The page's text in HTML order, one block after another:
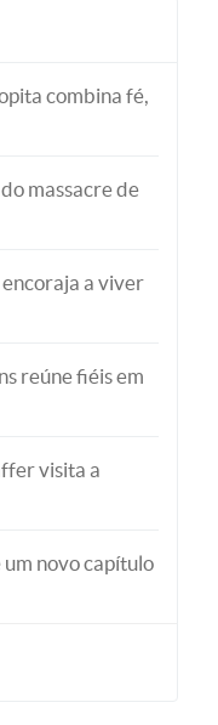
combina fé,
massacre de
encoraja a viver
reúne fiéis em
visita a
novo capítulo